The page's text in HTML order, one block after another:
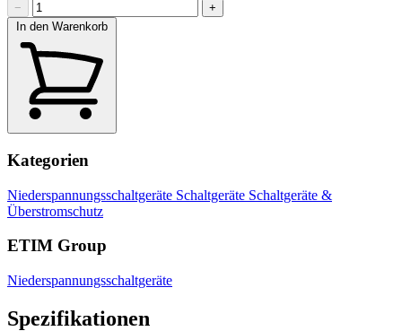
−
+
In den Warenkorb
Kategorien
Niederspannungsschaltgeräte Schaltgeräte Schaltgeräte &
Überstromschutz
ETIM Group
Niederspannungsschaltgeräte
Spezifikationen